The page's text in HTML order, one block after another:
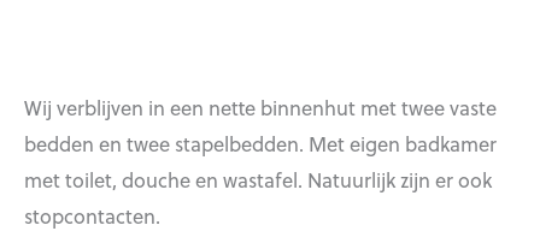
Wij verblijven in een nette binnenhut met twee vaste
bedden en twee stapelbedden. Met eigen badkamer
met toilet, douche en wastafel. Natuurlijk zijn er ook
stopcontacten.